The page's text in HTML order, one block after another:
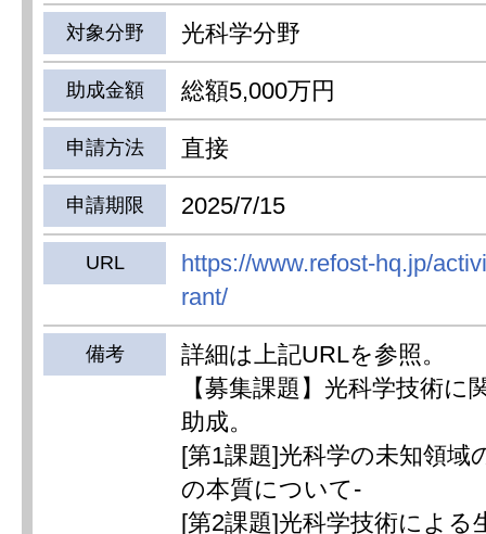
対象分野 光科学分野
助成金額 総額5,000万円
申請方法 直接
申請期限 2025/7/15
URL
https://www.refost-hq.jp/
rant/
備考
詳細は上記URLを参照。
【募集課題】光科学技術に
助成。
[第1課題]光科学の未知領域
の本質について-
[第2課題]光科学技術による